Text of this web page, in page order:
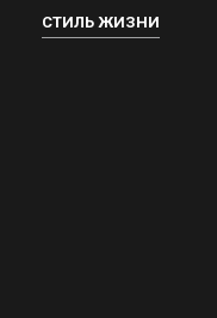
СТИЛЬ ЖИЗНИ